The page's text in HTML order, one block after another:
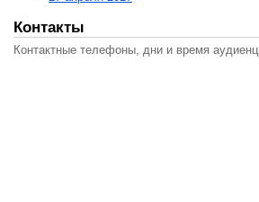
Контакты
Контактные телефоны, дни и время